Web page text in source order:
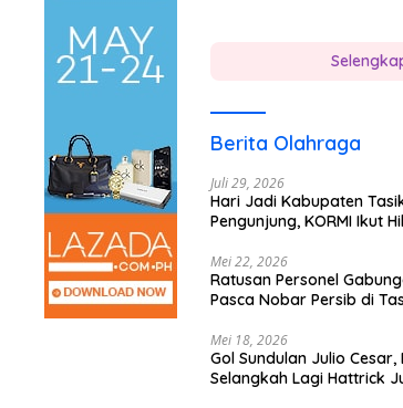
Berita Olahraga
Juli 29, 2026
Hari Jadi Kabupaten
Pengunjung, KORMI Ikut
Mei 22, 2026
Ratusan Personel
Pasca Nobar Persib di
Mei 18, 2026
Gol Sundulan Julio
Selangkah Lagi Hattrick